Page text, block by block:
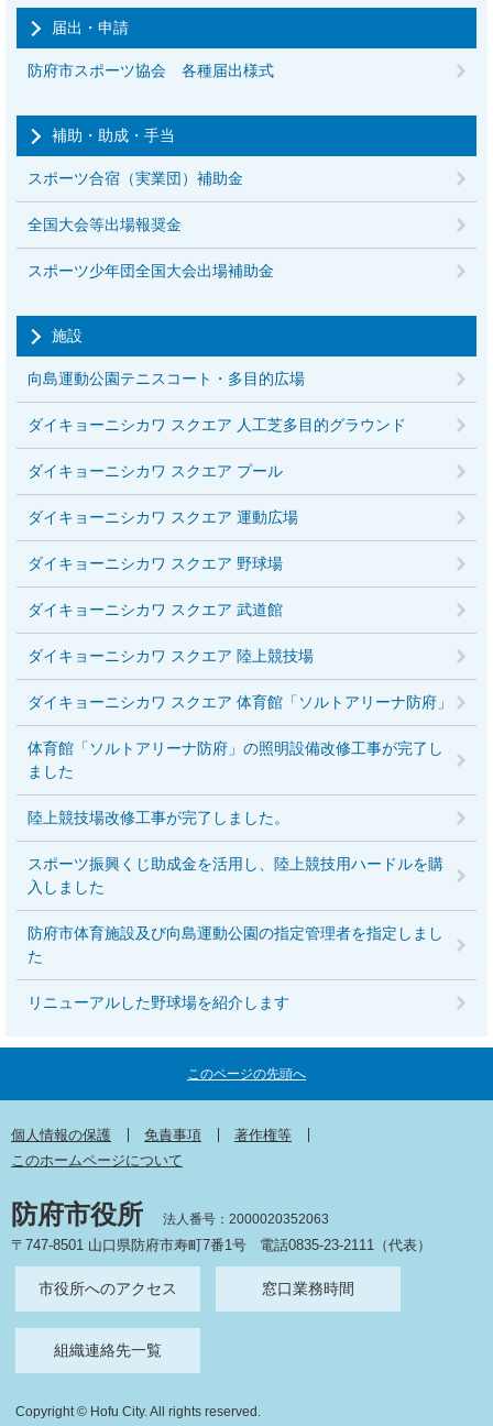
届出・申請
防府市スポーツ協会 各種届出様式
補助・助成・手当
スポーツ合宿（実業団）補助金
全国大会等出場報奨金
スポーツ少年団全国大会出場補助金
施設
向島運動公園テニスコート・多目的広場
ダイキョーニシカワ スクエア 人工芝多目的グラウンド
ダイキョーニシカワ スクエア プール
ダイキョーニシカワ スクエア 運動広場
ダイキョーニシカワ スクエア 野球場
ダイキョーニシカワ スクエア 武道館
ダイキョーニシカワ スクエア 陸上競技場
ダイキョーニシカワ スクエア 体育館「ソルトアリーナ防府」
体育館「ソルトアリーナ防府」の照明設備改修工事が完了し
ました
陸上競技場改修工事が完了しました。
スポーツ振興くじ助成金を活用し、陸上競技用ハードルを購
入しました
防府市体育施設及び向島運動公園の指定管理者を指定しまし
た
リニューアルした野球場を紹介します
このページの先頭へ
個人情報の保護 免責事項
著作権等
このホームページについて
防府市役所 法人番号：2000020352063
〒747-8501 山口県防府市寿町7番1号 電話0835-23-2111（代表）
市役所へのアクセス 窓口業務時間
組織連絡先一覧
Copyright © Hofu City. All rights reserved.